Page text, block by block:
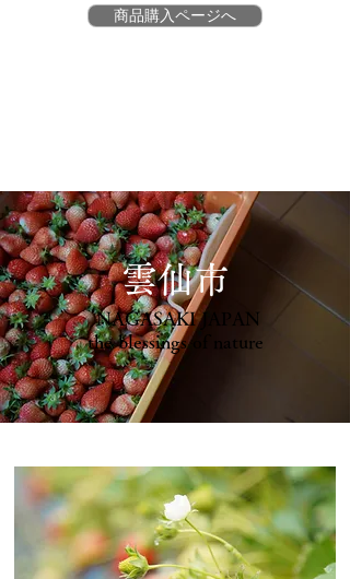
商品購入ページへ
雲仙市
NAGASAKI JAPAN
the blessings of nature